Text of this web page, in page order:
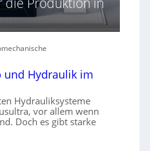
und Hydraulik im
Hydrauliksysteme
vor allem wenn
Doch es gibt starke